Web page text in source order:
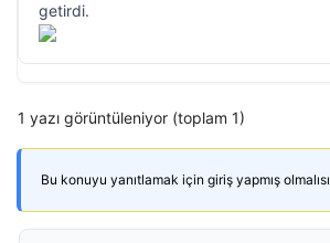
getirdi.
1 yazı görüntüleniyor (toplam 1)
Bu konuyu yanıtlamak için giriş yapmış